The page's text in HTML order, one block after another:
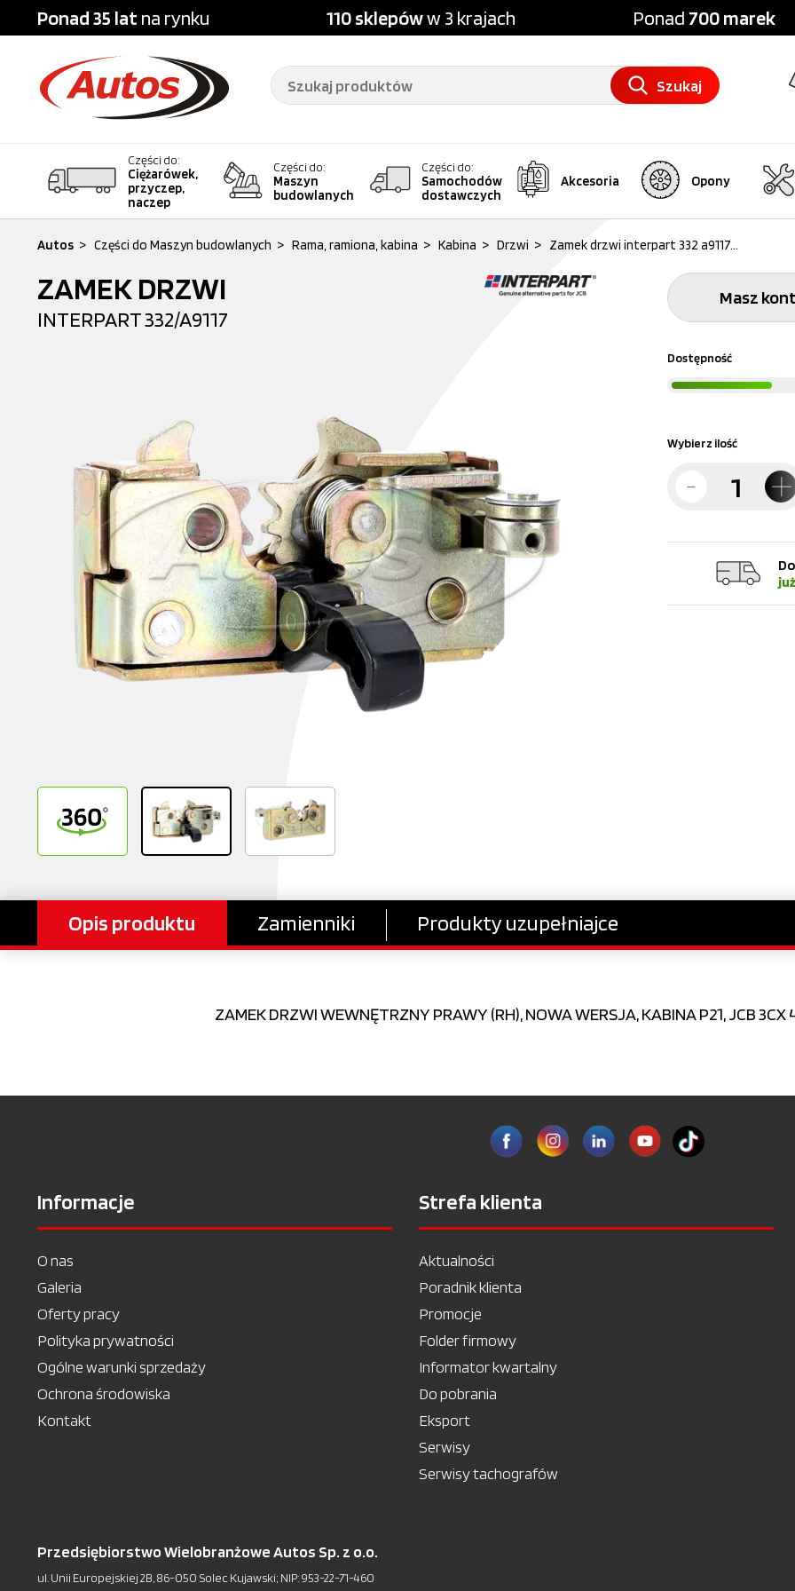
Ponad 35 lat na rynku 110 sklepóww 3 krajach Ponad 700 marek
Szukaj
Części do:
Ciężarówek,
przyczep,
naczep
Części do:
Maszyn
budowlanych
Części do:
Samochodów
dostawczych
Akcesoria Opony
Autos > Części do Maszyn budowlanych > Rama, ramiona, kabina > Kabina > Drzwi > Zamek drzwi interpart 332 a9117...
ZAMEK DRZWI
INTERPART332/A9117
Masz
Dostępność
Wybierz ilość
Opis produktu Zamienniki Produkty uzupełniajce
ZAMEK DRZWI WEWNĘTRZNY PRAWY (RH), NOWA WERSJA, KABINA P21, JCB 3CX
Informacje
O nas
Galeria
Oferty pracy
Polityka prywatności
Ogólne warunki sprzedaży
Ochrona środowiska
Kontakt
Strefa klienta
Aktualności
Poradnik klienta
Promocje
Folder firmowy
Informator kwartalny
Do pobrania
Eksport
Serwisy
Serwisy tachografów
Przedsiębiorstwo Wielobranżowe Autos Sp. z o.o.
ul. Unii Europejskiej 2B, 86-050 Solec Kujawski; NIP: 953-22-71-460